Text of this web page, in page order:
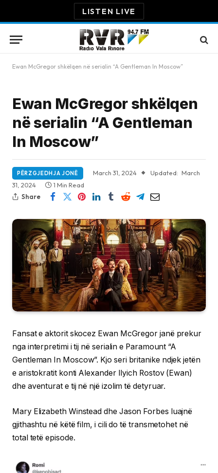
LISTEN LIVE
Ewan McGregor shkëlqen në serialin “A Gentleman In Moscow”
Ewan McGregor shkëlqen
në serialin “A Gentleman
In Moscow”
PËRZGJEDHJA JONË March 31, 2024 Updated: March
31, 2024
1 Min Read
Share
Fansat e aktorit skocez Ewan McGregor janë prekur
nga interpretimi i tij në serialin e Paramount “A
Gentleman In Moscow”. Kjo seri britanike ndjek jetën
e aristokratit konti Alexander Ilyich Rostov (Ewan)
dhe aventurat e tij në një izolim të detyruar.
Mary Elizabeth Winstead dhe Jason Forbes luajnë
gjithashtu në këtë film, i cili do të transmetohet në
total tetë episode.